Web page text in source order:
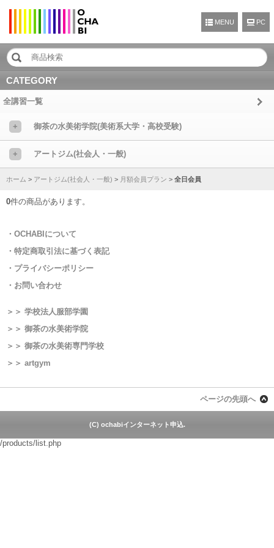
MENU
CATEGORY
全講習一覧
+ 御茶の水美術学院(美術系大学・高校受験)
+ アートジム(社会人・一般)
ホーム > アートジム(社会人・一般) > 月額会員プラン > 全日会員
0件の商品があります。
・OCHABIについて
・特定商取引法に基づく表記
・プライバシーポリシー
・お問い合わせ
＞＞ 学校法人服部学園
＞＞ 御茶の水美術学院
＞＞ 御茶の水美術専門学校
＞＞ artgym
ページの先頭へ
(C) ochabiインターネット申込.
/products/list.php